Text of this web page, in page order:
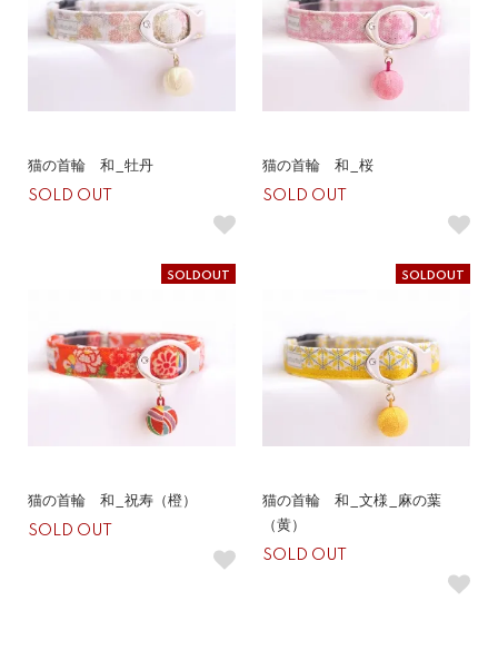
猫の首輪 和_牡丹
SOLD OUT
猫の首輪 和_桜
SOLD OUT
SOLDOUT
猫の首輪 和_祝寿（橙）
SOLD OUT
SOLDOUT
猫の首輪 和_文様_麻の葉
（黄）
SOLD OUT